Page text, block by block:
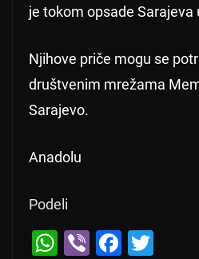
je tokom opsade Sarajeva
Njihove priče mogu se
društvenim mrežama
Sarajevo.
Anadolu
Podeli
W Vi F